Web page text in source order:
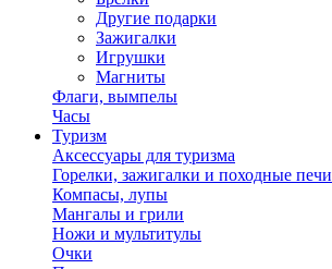
Другие подарки
Зажигалки
Игрушки
Магниты
Флаги, вымпелы
Часы
Туризм
Аксессуары для туризма
Горелки, зажигалки и походные печи
Компасы, лупы
Мангалы и грили
Ножи и мультитулы
Очки